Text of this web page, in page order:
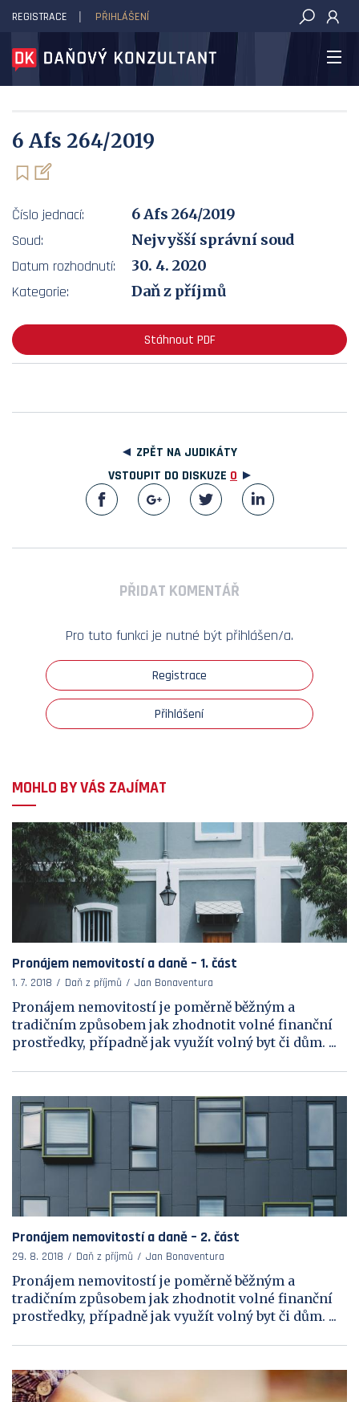
DAŇOVÝ KONZULTANT
REGISTRACE PŘIHLÁŠENÍ
6 Afs 264/2019
Číslo jednací:
6 Afs 264/2019
Soud:
Nejvyšší správní soud
Datum rozhodnutí:
30. 4. 2020
Kategorie:
Daň z příjmů
Stáhnout PDF
ZPĚT NA JUDIKÁTY
VSTOUPIT DO DISKUZE 0
PŘIDAT KOMENTÁŘ
Pro tuto funkci je nutné být přihlášen/a.
Registrace
Přihlášení
MOHLO BY VÁS ZAJÍMAT
Pronájem nemovitostí a daně – 1. část
1. 7. 2018 Daň z příjmů Jan Bonaventura
Pronájem nemovitostí je poměrně běžným a
tradičním způsobem jak zhodnotit volné finanční
prostředky, případně jak využít volný byt či dům. ...
Pronájem nemovitostí a daně – 2. část
29. 8. 2018 Daň z příjmů Jan Bonaventura
Pronájem nemovitostí je poměrně běžným a
tradičním způsobem jak zhodnotit volné finanční
prostředky, případně jak využít volný byt či dům. ...